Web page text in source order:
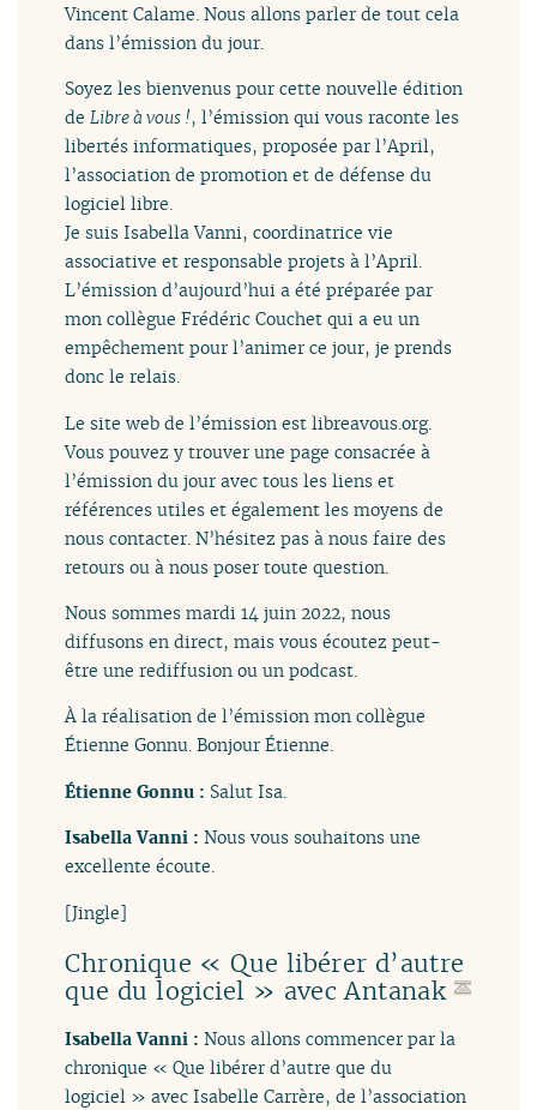
Vincent Calame. Nous allons parler de tout cela
dans l’émission du jour.
Soyez les bienvenus pour cette nouvelle édition
deLibre à vous !, l’émission qui vous raconte les
libertés informatiques, proposée par l’April,
l’association de promotion et de défense du
logiciel libre.
Je suis Isabella Vanni, coordinatrice vie
associative et responsable projets à l’April.
L’émission d’aujourd’hui a été préparée par
mon collègue Frédéric Couchet qui a eu un
empêchement pour l’animer ce jour, je prends
donc le relais.
Le site web de l’émission est libreavous.org.
Vous pouvez y trouver une page consacrée à
l’émission du jour avec tous les liens et
références utiles et également les moyens de
nous contacter. N’hésitez pas à nous faire des
retours ou à nous poser toute question.
Nous sommes mardi 14 juin 2022, nous
diffusons en direct, mais vous écoutez peut-
être une rediffusion ou un podcast.
À la réalisation de l’émission mon collègue
Étienne Gonnu. Bonjour Étienne.
Étienne Gonnu : Salut Isa.
Isabella Vanni :Nous vous souhaitons une
excellente écoute.
[Jingle]
Chronique « Que libérer d’autre
que du logiciel » avec Antanak
Isabella Vanni :Nous allons commencer par la
chronique « Que libérer d’autre que du
logiciel » avec Isabelle Carrère, de l’association